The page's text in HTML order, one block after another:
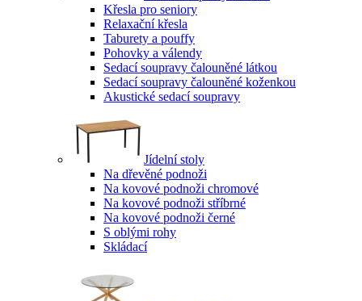
Křesla pro seniory
Relaxační křesla
Taburety a pouffy
Pohovky a válendy
Sedací soupravy čalouněné látkou
Sedací soupravy čalouněné koženkou
Akustické sedací soupravy
Jídelní stoly
Na dřevěné podnoži
Na kovové podnoži chromové
Na kovové podnoži stříbrné
Na kovové podnoži černé
S oblými rohy
Skládací